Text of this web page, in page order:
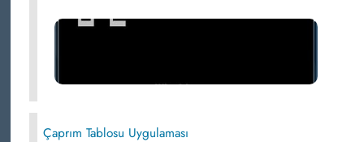
Çaprım Tablosu Uygulaması